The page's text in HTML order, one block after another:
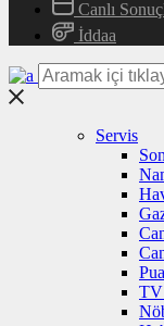
Canlı
İddaa
Servis
TV